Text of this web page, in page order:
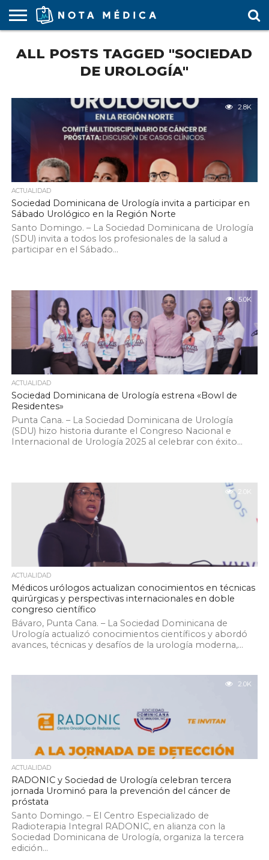
MÉDICA
ARS
ARTÍCULO
ACTUALIDAD
COLEGIO
MÉDICO
COVID-
19
EDUCACIÓN
MÉDICA
ESTUDIANTES
FARMACÉUTICAS
GUBERNAMENTAL
HOSPITALES
Y CLÍNICAS
MARKETING
MÉDICO
RESIDENTES
SALUD
LABORAL
SOCIEDADES
MÉDICAS
TURISMO
MÉDICO
VÍDEOS
ALL POSTS TAGGED "SOCIEDAD
DE UROLOGÍA"
2.8K
ACTUALIDAD
Sociedad Dominicana de Urología invita a participar en
Sábado Urológico en la Región Norte
Santo Domingo. – La Sociedad Dominicana de Urología
(SDU) invita a todos los profesionales de la salud a
participar en el Sábado...
5.0K
ACTUALIDAD
Sociedad Dominicana de Urología estrena «Bowl de
Residentes»
Punta Cana. – La Sociedad Dominicana de Urología
(SDU) hizo historia durante el Congreso Nacional e
Internacional de Urología 2025 al celebrar con éxito...
2.0K
ACTUALIDAD
Médicos urólogos actualizan conocimientos en técnicas
quirúrgicas y perspectivas internacionales en doble
congreso científico
Bávaro, Punta Cana. – La Sociedad Dominicana de
Urología actualizó conocimientos científicos y abordó
avances, técnicas y desafíos de la urología moderna,...
2.0K
ACTUALIDAD
RADONIC y Sociedad de Urología celebran tercera
jornada Urominó para la prevención del cáncer de
próstata
Santo Domingo. – El Centro Especializado de
Radioterapia Integral RADONIC, en alianza con la
Sociedad Dominicana de Urología, organiza la tercera
edición...